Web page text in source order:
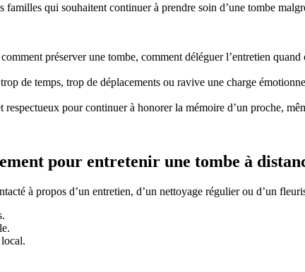
familles qui souhaitent continuer à prendre soin d’une tombe
préserver une tombe, comment déléguer l’entretien
de temps, trop de déplacements ou ravive une charge
pour continuer à honorer la mémoire d’un proche,
pour entretenir une tombe à
à propos d’un entretien, d’un nettoyage régulier ou d’un